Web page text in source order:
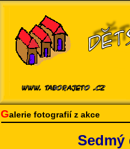
Galerie fotografií z akce
Sedmý